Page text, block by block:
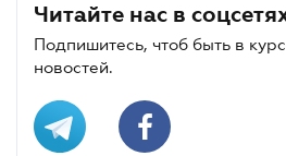
Читайте нас в
Подпишитесь, чтоб быть в
новостей.